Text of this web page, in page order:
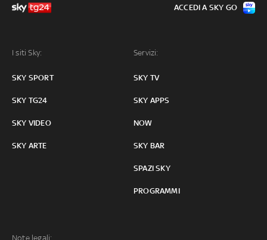
I siti Sky:
SKY SPORT
SKY TG24
SKY VIDEO
SKY ARTE
Servizi:
SKY TV
SKY APPS
NOW
SKY BAR
SPAZI SKY
PROGRAMMI
Note legali:
ACCEDI A SKY GO